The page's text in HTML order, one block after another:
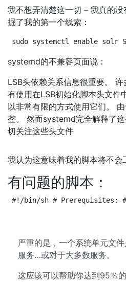
我不想弄清楚这一切 – 我真的
掘了我的第一个线索：
sudo systemctl enable
systemd的不兼容页面说：
LSB头依赖关系信息很重要。
有使用在LSB初始化脚本头文件
以非常有限的方式使用它们。
整。 然而systemd完全解释了
切关注这些头文件
我认为这意味着我的脚本将不会
有问题的脚本：
#!/bin/sh # Prerequisites:
严重的是，一个系统单元文
服务…或对于大多数服务。
这应该可以帮助你达到95％